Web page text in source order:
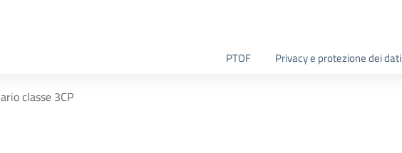
PTOF Privacy e protezione dei dati
classe 3CP